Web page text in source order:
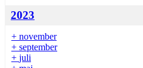
2023
+ november
+ september
+ juli